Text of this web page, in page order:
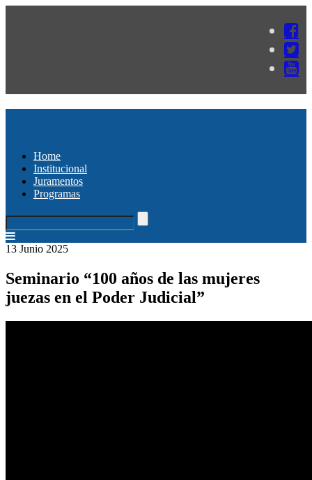
Home
Institucional
Juramentos
Programas
13 Junio 2025
Seminario “100 años de las mujeres
juezas en el Poder Judicial”